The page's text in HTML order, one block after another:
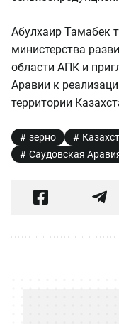
Абулхаир Тамабек
министерства
области АПК и
Аравии к
территории
зерно
Саудовская